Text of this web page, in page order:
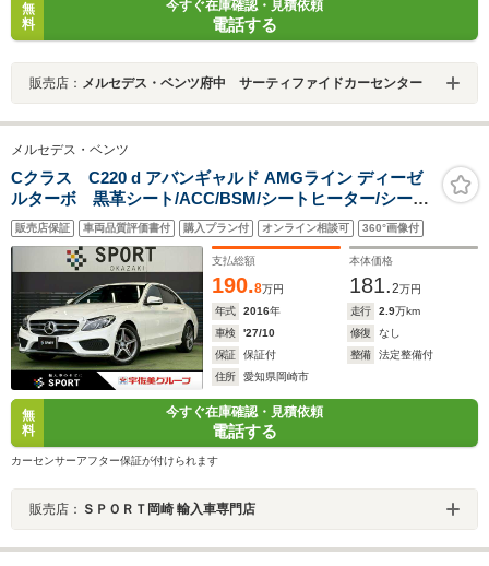
無
料
今すぐ在庫確認・見積依頼
電話する
販売店： メルセデス・ベンツ府中 サーティファイドカーセンター
メルセデス・ベンツ
Cクラス C220 d アバンギャルド AMGライン ディーゼ
ルターボ 黒革シート/ACC/BSM/シートヒーター/シート
メモリー/パワーシート/レーダークルコン/ブラインドスポ
ット/レーンキープアシスト/ハンドルアシスト/Bluetooth/
バックカメラ/フルセグ/アンビエントライト
販売店保証 車両品質評価書付 購入プラン付 オンライン相談可 360°画像付
支払総額
190.8万円
本体価格
181.2万円
年式
2016年 走行 2.9万km
車検
'27/10 修復
なし
保証
保証付 整備
法定整備付
住所
愛知県岡崎市
無
料
今すぐ在庫確認・見積依頼
電話する
カーセンサーアフター保証が付けられます
販売店： ＳＰＯＲＴ岡崎 輸入車専門店